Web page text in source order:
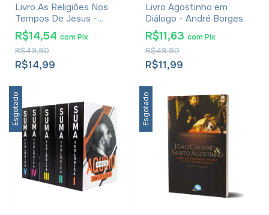
Livro As Religiões Nos
Tempos De Jesus -
Willibaldo Ruppenthal
Neto
R$14,99
R$49,90
R$14,54 comPix
Livro Agostinho em
Diálogo - André Borges
R$11,99
R$49,90
R$11,63 com Pix
Esgotado Esgotado